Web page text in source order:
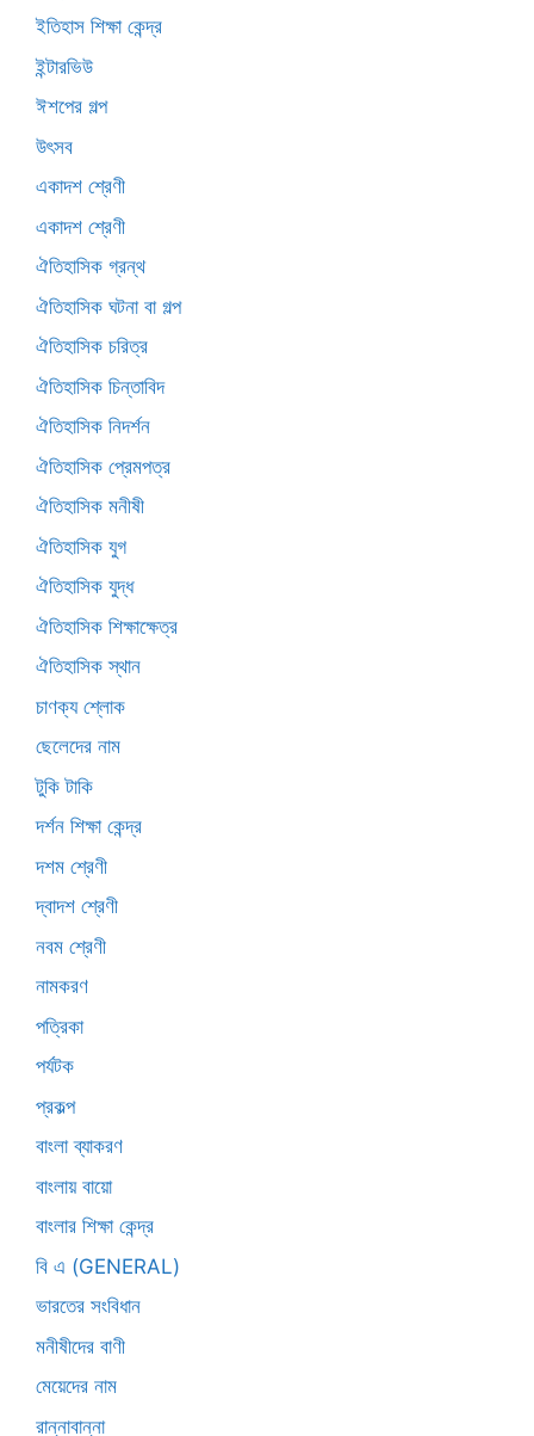
ইতিহাস শিক্ষা কেন্দ্র
ইন্টারভিউ
ঈশপের গল্প
উৎসব
একাদশ শ্রেণী
একাদশ শ্রেণী
ঐতিহাসিক গ্রন্থ
ঐতিহাসিক ঘটনা বা গল্প
ঐতিহাসিক চরিত্র
ঐতিহাসিক চিন্তাবিদ
ঐতিহাসিক নিদর্শন
ঐতিহাসিক প্রেমপত্র
ঐতিহাসিক মনীষী
ঐতিহাসিক যুগ
ঐতিহাসিক যুদ্ধ
ঐতিহাসিক শিক্ষাক্ষেত্র
ঐতিহাসিক স্থান
চাণক্য শ্লোক
ছেলেদের নাম
টুকি টাকি
দর্শন শিক্ষা কেন্দ্র
দশম শ্রেণী
দ্বাদশ শ্রেণী
নবম শ্রেণী
নামকরণ
পত্রিকা
পর্যটক
প্রকল্প
বাংলা ব্যাকরণ
বাংলায় বায়ো
বাংলার শিক্ষা কেন্দ্র
বি এ (GENERAL)
ভারতের সংবিধান
মনীষীদের বাণী
মেয়েদের নাম
রান্নাবান্না